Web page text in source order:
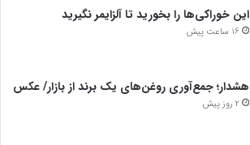
این خوراکی‌ها را بخورید تا آلزایمر نگیرید
16 ساعت پیش
هشدار؛ جمع‌آوری روغن‌های یک برند از بازار/ عکس
2 روز پیش